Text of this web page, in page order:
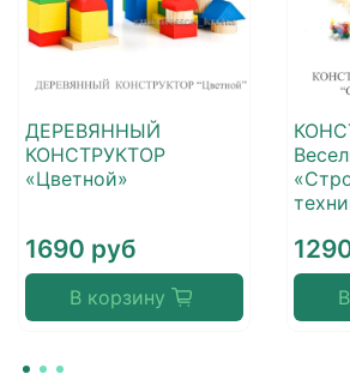
ДЕРЕВЯННЫЙ
КОНСТРУКТОР
«Цветной»
1690 руб
В корзину